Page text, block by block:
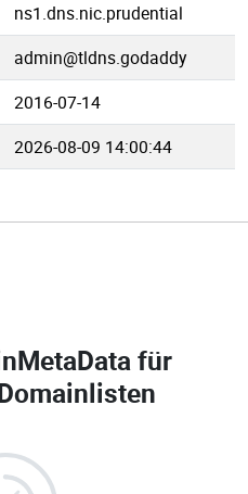
ns1.dns.nic.prudential
admin@tldns.godaddy
2016-07-14
2026-08-09 14:00:44
für